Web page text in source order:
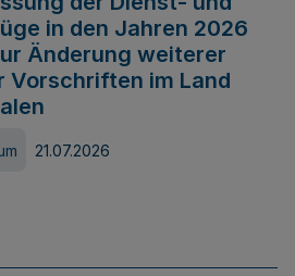
in den Jahren 2026
Änderung weiterer
im Land
21.07.2026